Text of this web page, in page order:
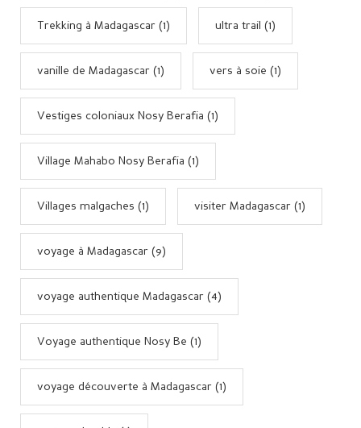
Trekking à Madagascar (1) ultra trail (1)
vanille de Madagascar (1) vers à soie (1)
Vestiges coloniaux Nosy Berafia (1)
Village Mahabo Nosy Berafia (1)
Villages malgaches (1) visiter Madagascar (1)
voyage à Madagascar (9)
voyage authentique Madagascar (4)
Voyage authentique Nosy Be (1)
voyage découverte à Madagascar (1)